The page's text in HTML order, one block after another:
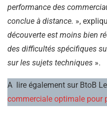
performance des
conclue à distance. »,
découverte est moins bien
des difficultés spécifiques
sur les sujets techniques ».
A lire également sur BtoB
commerciale optimale pour